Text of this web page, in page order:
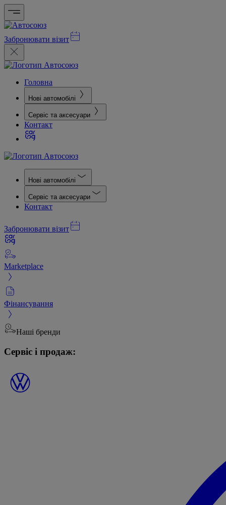
Забронювати візит
Головна
Нові автомобілі
Сервіс та аксесуари
Контакт
Нові автомобілі
Сервіс та аксесуари
Контакт
Забронювати візит
Marketplace
Фінансування
Наші бренди
Сервіс і продаж: